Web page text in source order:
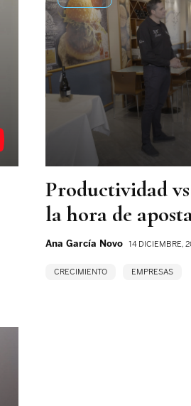
Productividad
la hora de
Ana García Novo 14 DICIEMBRE,
CRECIMIENTO EMPRESAS